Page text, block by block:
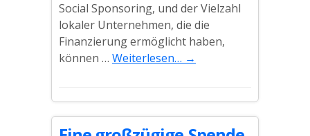
Social Sponsoring, und der Vielzahl
lokaler Unternehmen, die die
Finanzierung ermöglicht haben,
können … Weiterlesen… →